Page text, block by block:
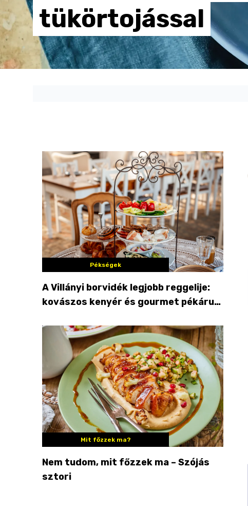
tükörtojással
Pékségek
A Villányi borvidék legjobb reggelije:
kovászos kenyér és gourmet pékáruk
Mit főzzek ma?
Nem tudom, mit főzzek ma – Szójás
sztori